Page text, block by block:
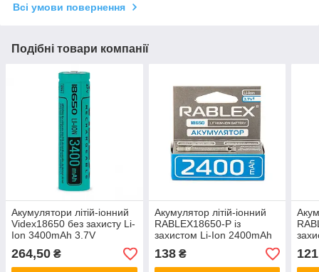
Всі умови повернення
Подібні товари компанії
Акумулятори літій-іонний
Videx18650 без захисту Li-
Ion 3400mAh 3.7V
264,50 ₴
Акумулятор літій-іонний
RABLEX18650-P із
захистом Li-Ion 2400mAh
3.7V
138₴
3.7V